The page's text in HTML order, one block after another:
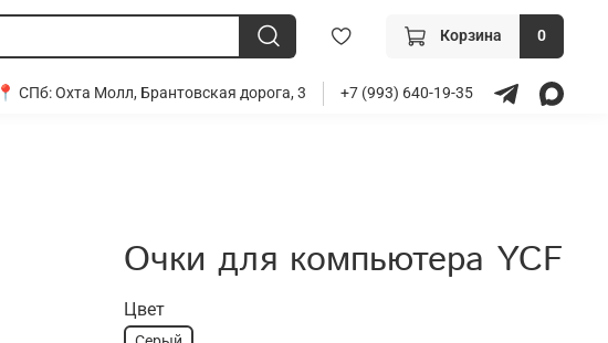
Корзина 0
📍 СПб:Охта Молл, Брантовская дорога, 3 +7 (993) 640-19-35
Очки для компьютера YCF
Цвет